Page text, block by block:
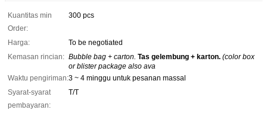
Kuantitas min
Order:
300 pcs
Harga:
To be negotiated
Kemasan rincian: Bubble bag + carton. Tas gelembung + karton. (color box
or blister package also ava
Waktu pengiriman:3 ~ 4 minggu untuk pesanan massal
Syarat-syarat
pembayaran:
T/T